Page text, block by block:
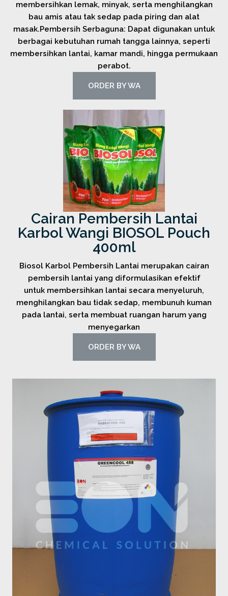
membersihkan lemak, minyak, serta menghilangkan
bau amis atau tak sedap pada piring dan alat
masak.Pembersih Serbaguna: Dapat digunakan untuk
berbagai kebutuhan rumah tangga lainnya, seperti
membersihkan lantai, kamar mandi, hingga permukaan
perabot.
ORDER BY WA
Cairan Pembersih Lantai
Karbol Wangi BIOSOL Pouch
400ml
Biosol Karbol Pembersih Lantai merupakan cairan
pembersih lantai yang diformulasikan efektif
untuk membersihkan lantai secara menyeluruh,
menghilangkan bau tidak sedap, membunuh kuman
pada lantai, serta membuat ruangan harum yang
menyegarkan
ORDER BY WA